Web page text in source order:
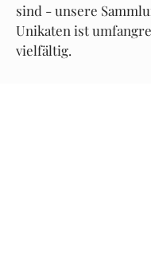
sind - unsere
Unikaten ist
vielfältig.